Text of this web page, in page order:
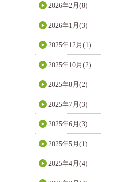
2026年2月(8)
2026年1月(3)
2025年12月(1)
2025年10月(2)
2025年8月(2)
2025年7月(3)
2025年6月(3)
2025年5月(1)
2025年4月(4)